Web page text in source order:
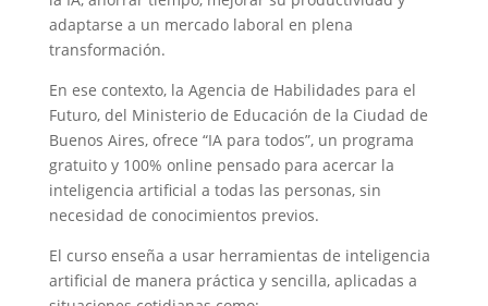
adaptarse a un mercado laboral en plena
transformación.
En ese contexto, la Agencia de Habilidades para el
Futuro, del Ministerio de Educación de la Ciudad de
Buenos Aires, ofrece “IA para todos”, un programa
gratuito y 100% online pensado para acercar la
inteligencia artificial a todas las personas, sin
necesidad de conocimientos previos.
El curso enseña a usar herramientas de inteligencia
artificial de manera práctica y sencilla, aplicadas a